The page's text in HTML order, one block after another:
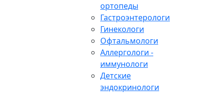
ортопеды
Гастроэнтерологи
Гинекологи
Офтальмологи
Аллергологи -
иммунологи
Детские
эндокринологи